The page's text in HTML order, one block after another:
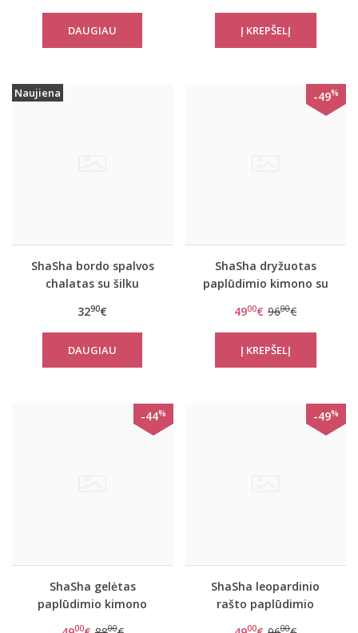
DAUGIAU
Naujiena
ShaSha bordo spalvos
chalatas su šilku
3290€
DAUGIAU
-49%
ShaSha dryžuotas
paplūdimio kimono su
4900€ 9600€
-44%
ShaSha gelėtas
paplūdimio kimono
00 00
-49%
ShaSha leopardinio
rašto paplūdimio
00 00